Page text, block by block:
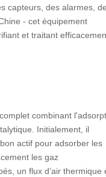
capteurs, des alarmes,
- cet équipement
et traitant
combinant
Initialement, il
actif pour adsorber les
les gaz
un flux d’air thermique